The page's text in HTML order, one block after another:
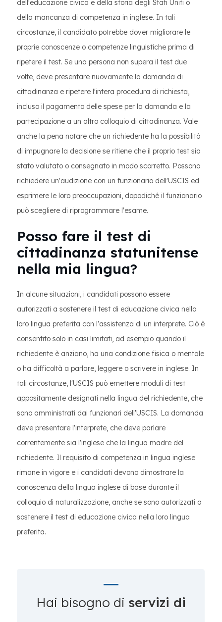
dell'educazione civica e della storia degli Stati Uniti o
della mancanza di competenza in inglese. In tali
circostanze, il candidato potrebbe dover migliorare le
proprie conoscenze o competenze linguistiche prima di
ripetere il test. Se una persona non supera il test due
volte, deve presentare nuovamente la domanda di
cittadinanza e ripetere l'intera procedura di richiesta,
incluso il pagamento delle spese per la domanda e la
partecipazione a un altro colloquio di cittadinanza. Vale
anche la pena notare che un richiedente ha la possibilità
di impugnare la decisione se ritiene che il proprio test sia
stato valutato o consegnato in modo scorretto. Possono
richiedere un'audizione con un funzionario dell'USCIS ed
esprimere le loro preoccupazioni, dopodiché il funzionario
può scegliere di riprogrammare l'esame.
Posso fare il test di
cittadinanza statunitense
nella mia lingua?
In alcune situazioni, i candidati possono essere
autorizzati a sostenere il test di educazione civica nella
loro lingua preferita con l'assistenza di un interprete. Ciò è
consentito solo in casi limitati, ad esempio quando il
richiedente è anziano, ha una condizione fisica o mentale
o ha difficoltà a parlare, leggere o scrivere in inglese. In
tali circostanze, l'USCIS può emettere moduli di test
appositamente designati nella lingua del richiedente, che
sono amministrati dai funzionari dell'USCIS. La domanda
deve presentare l'interprete, che deve parlare
correntemente sia l'inglese che la lingua madre del
richiedente. Il requisito di competenza in lingua inglese
rimane in vigore e i candidati devono dimostrare la
conoscenza della lingua inglese di base durante il
colloquio di naturalizzazione, anche se sono autorizzati a
sostenere il test di educazione civica nella loro lingua
preferita.
Hai bisogno di servizi di